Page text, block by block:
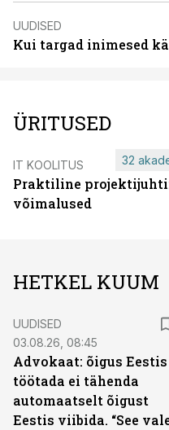
UUDISED
Kui targad inimesed
ÜRITUSED
IT KOOLITUS
Praktiline
võimalused
32
HETKEL KUUM
UUDISED
03.08.26, 08:45
Advokaat: õigus Eestis
töötada ei tähenda
automaatselt õigust
Eestis viibida. “See